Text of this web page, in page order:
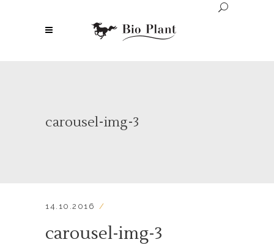
carousel-img-3
14.10.2016
carousel-img-3